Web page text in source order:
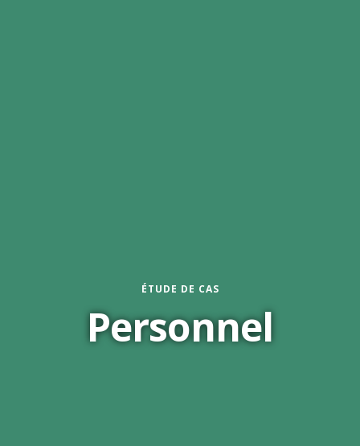
ÉTUDE DE CAS
Personnel